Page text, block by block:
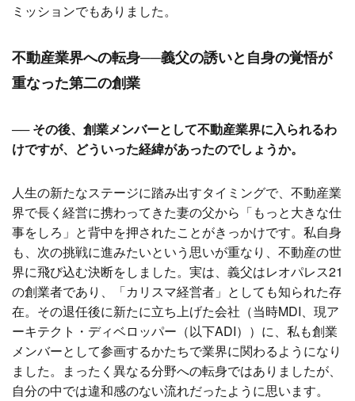
ミッションでもありました。
不動産業界への転身──義父の誘いと自身の覚悟が
重なった第二の創業
── その後、創業メンバーとして不動産業界に入られるわ
けですが、どういった経緯があったのでしょうか。
人生の新たなステージに踏み出すタイミングで、不動産業
界で長く経営に携わってきた妻の父から「もっと大きな仕
事をしろ」と背中を押されたことがきっかけです。私自身
も、次の挑戦に進みたいという思いが重なり、不動産の世
界に飛び込む決断をしました。実は、義父はレオパレス21
の創業者であり、「カリスマ経営者」としても知られた存
在。その退任後に新たに立ち上げた会社（当時MDI、現ア
ーキテクト・ディベロッパー（以下ADI））に、私も創業
メンバーとして参画するかたちで業界に関わるようになり
ました。まったく異なる分野への転身ではありましたが、
自分の中では違和感のない流れだったように思います。